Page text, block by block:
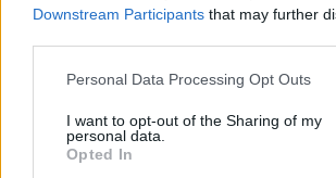
Downstream Participants that may further
Personal Data Processing Opt Outs
I want to opt-out of the Sharing of my
personal data.
Opted In